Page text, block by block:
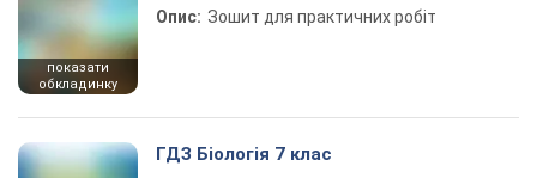
показати
обкладинку
Опис: Зошит для практичних робіт
ГДЗ Біологія 7 клас